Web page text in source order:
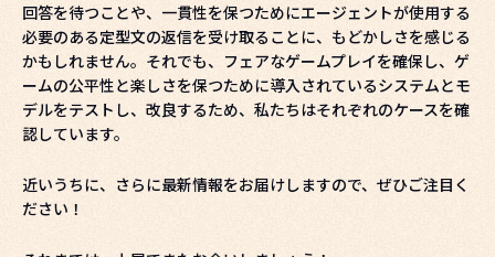
回答を待つことや、一貫性を保つためにエージェントが使用する
必要のある定型文の返信を受け取ることに、もどかしさを感じる
かもしれません。それでも、フェアなゲームプレイを確保し、ゲ
ームの公平性と楽しさを保つために導入されているシステムとモ
デルをテストし、改良するため、私たちはそれぞれのケースを確
認しています。
近いうちに、さらに最新情報をお届けしますので、ぜひご注目く
ださい！